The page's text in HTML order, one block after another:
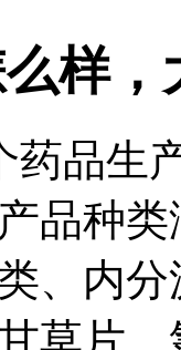
样
药品生
品种
、内
草片